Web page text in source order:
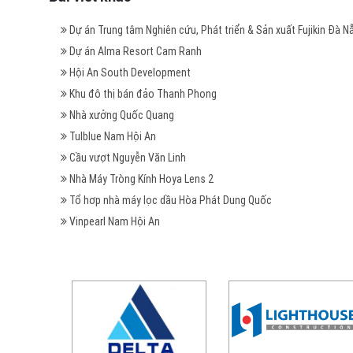
Dự án Trung tâm Nghiên cứu, Phát triển & Sản xuất Fujikin Đà
Dự án Alma Resort Cam Ranh
Hội An South Development
Khu đô thị bán đảo Thanh Phong
Nhà xưởng Quốc Quang
Tulblue Nam Hội An
Cầu vượt Nguyễn Văn Linh
Nhà Máy Tròng Kính Hoya Lens 2
Tổ hơp nhà máy lọc dầu Hòa Phát Dung Quốc
Vinpearl Nam Hội An